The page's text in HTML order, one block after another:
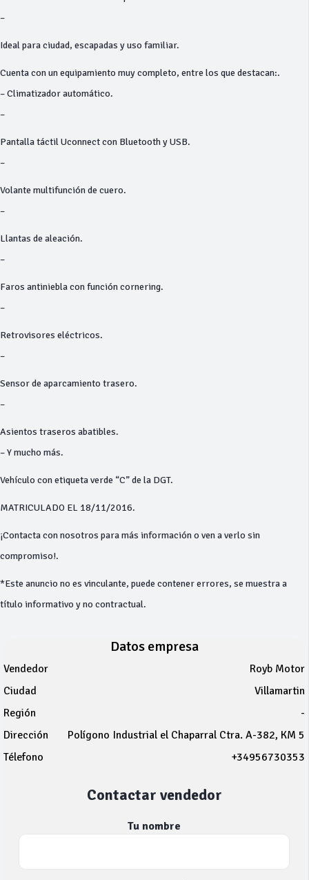
–
Ideal para ciudad, escapadas y uso familiar.
Cuenta con un equipamiento muy completo, entre los que destacan:.
– Climatizador automático.
–
Pantalla táctil Uconnect con Bluetooth y USB.
–
Volante multifunción de cuero.
–
Llantas de aleación.
–
Faros antiniebla con función cornering.
–
Retrovisores eléctricos.
–
Sensor de aparcamiento trasero.
–
Asientos traseros abatibles.
– Y mucho más.
Vehículo con etiqueta verde “C” de la DGT.
MATRICULADO EL 18/11/2016.
¡Contacta con nosotros para más información o ven a verlo sin
compromiso!.
*Este anuncio no es vinculante, puede contener errores, se muestra a
título informativo y no contractual.
Datos empresa
Vendedor
Royb Motor
Ciudad
Villamartin
Región
-
Dirección
Polígono Industrial el Chaparral Ctra. A-382, KM 5
Télefono
+34956730353
Contactar vendedor
Tu nombre